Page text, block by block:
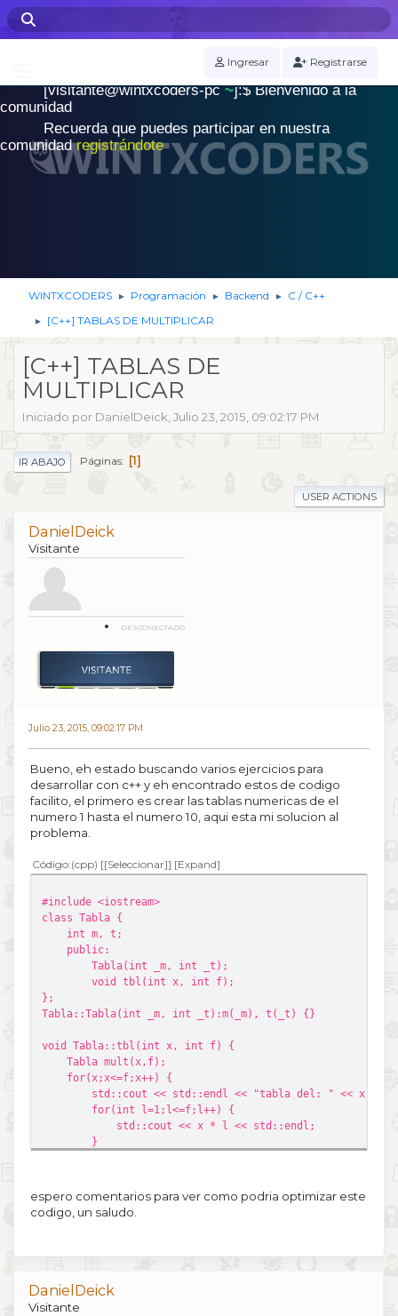
Ingresar Registrarse
WINTXCODERS Terminal
[visitante@wintxcoders-pc~]:$ .
Bienvenido a la
comunidad
Recuerda que puedes participar en nuestra
comunidadregistrándote
WINTXCODERS ► Programación ► Backend ► C / C++
► [C++] TABLAS DE MULTIPLICAR
[C++] TABLAS DE
MULTIPLICAR
Iniciado por DanielDeick, Julio 23, 2015, 09:02:17 PM
IR ABAJO Páginas 1
USER ACTIONS
DanielDeick
Visitante
DESCONECTADO
Julio 23, 2015, 09:02:17 PM
Bueno, eh estado buscando varios ejercicios para
desarrollar con c++ y eh encontrado estos de codigo
facilito, el primero es crear las tablas numericas de el
numero 1 hasta el numero 10, aqui esta mi solucion al
problema.
Código (cpp) [Seleccionar] Expand
#include <iostream>
class Tabla {
int m, t;
public:
Tabla(int _m, int _t);
void tbl(int x, int f);
};
Tabla::Tabla(int _m, int _t):m(_m), t(_t) {}
void Tabla::tbl(int x, int f) {
Tabla mult(x,f);
for(x;x<=f;x++) {
std::cout << std::endl << "tabla del: " << x <<
for(int l=1;l<=f;l++) {
std::cout << x * l << std::endl;
}
int s = 1; int f = 10;
Tabla mult(s,f);
return 0;
}
espero comentarios para ver como podria optimizar este
codigo, un saludo.
DanielDeick
Visitante